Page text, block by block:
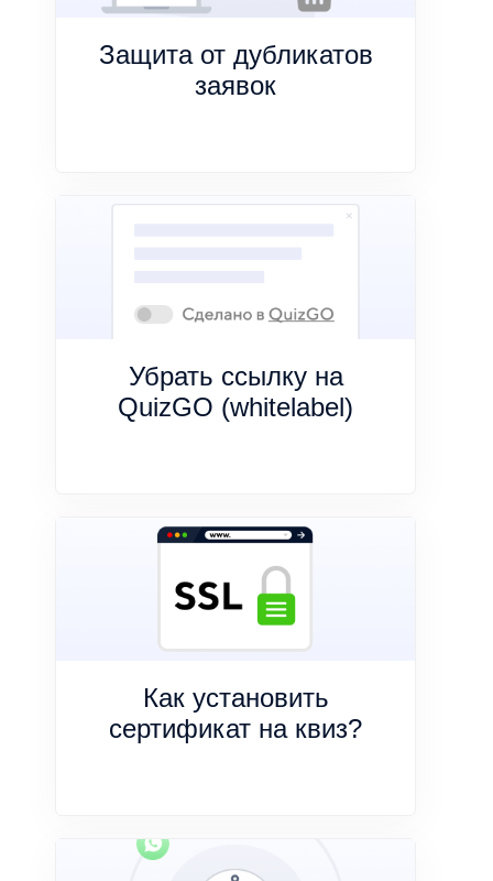
Защита от дубликатов
заявок
Убрать ссылку на
QuizGO (whitelabel)
Как установить
сертификат на квиз?